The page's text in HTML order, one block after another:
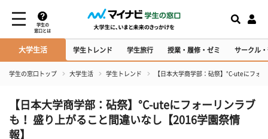
学生の
窓口とは
大学生活 学生トレンド 学生旅行 授業・履修・ゼミ サークル
学生の窓口トップ 大学生活 学生トレンド 【日本大学商学部：砧祭】°C-uteにフォ
【日本大学商学部：砧祭】°C-uteにフォーリンラブ
も！ 盛り上がること間違いなし【2016学園祭情
報】